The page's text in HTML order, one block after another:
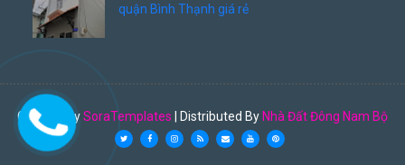
quận Bình Thạnh giá rẻ
Created BySoraTemplates | Distributed By Nhà Đất Đông Nam Bộ